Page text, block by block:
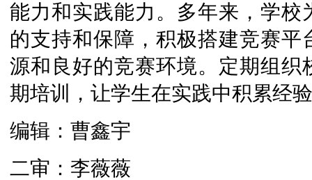
能力和实践能力。多年来，学
的支持和保障，积极搭建竞赛
源和良好的竞赛环境。定期组
期培训，让学生在实践中积累经
编辑：曹鑫宇
二审：李薇薇